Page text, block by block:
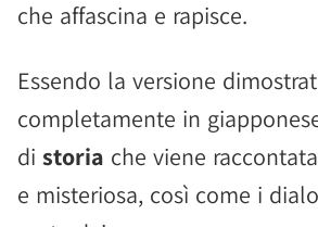
che affascina e rapisce.
Essendo la versione
completamente in
di storia che viene
e misteriosa, così come i